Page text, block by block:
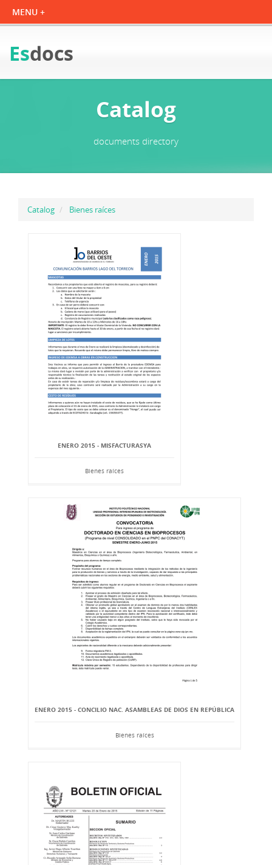
Esdocs
Catalog
documents directory
Catalog Bienes raíces
ENERO 2015 - MISFACTURASYA
Bienes raíces
ENERO 2015 - CONCILIO NAC. ASAMBLEAS DE DIOS EN REPÚBLICA
Bienes raíces